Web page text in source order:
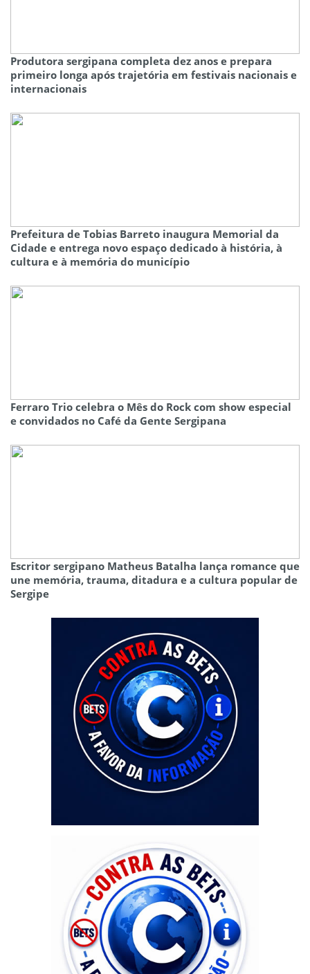
Produtora sergipana completa dez anos e prepara
primeiro longa após trajetória em festivais nacionais e
internacionais
Prefeitura de Tobias Barreto inaugura Memorial da
Cidade e entrega novo espaço dedicado à história, à
cultura e à memória do município
Ferraro Trio celebra o Mês do Rock com show especial
e convidados no Café da Gente Sergipana
Escritor sergipano Matheus Batalha lança romance que
une memória, trauma, ditadura e a cultura popular de
Sergipe